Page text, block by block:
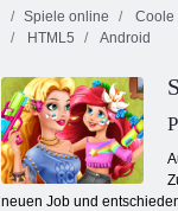
Eine Puppe 2
Spiele online Coole
HTML5
Android
neuen Job und